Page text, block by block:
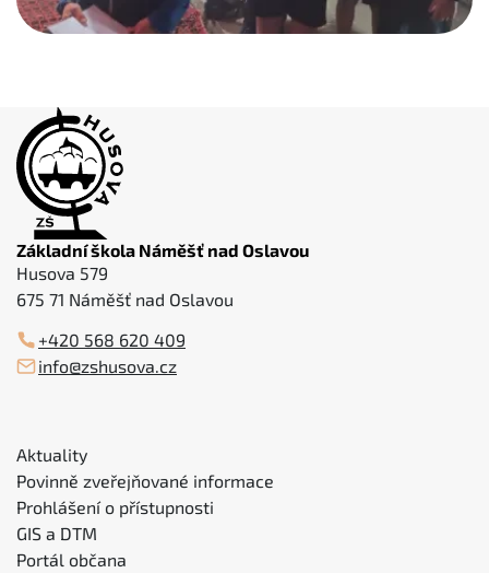
Základní škola Náměšť nad Oslavou
Husova 579
675 71 Náměšť nad Oslavou
+420 568 620 409
info@zshusova.cz
Aktuality
Povinně zveřejňované informace
Prohlášení o přístupnosti
GIS a DTM
Portál občana